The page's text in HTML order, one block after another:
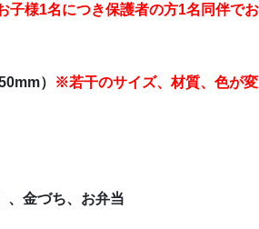
子様1名につき保護者の方1名同伴で
）
※若干のサイズ、材質、色が
、金づち、お弁当